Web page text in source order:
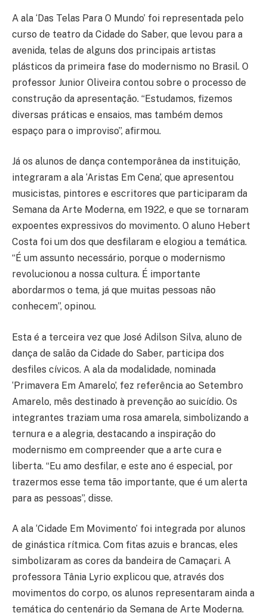
A ala ‘Das Telas Para O Mundo’ foi representada pelo
curso de teatro da Cidade do Saber, que levou para a
avenida, telas de alguns dos principais artistas
plásticos da primeira fase do modernismo no Brasil. O
professor Junior Oliveira contou sobre o processo de
construção da apresentação. “Estudamos, fizemos
diversas práticas e ensaios, mas também demos
espaço para o improviso”, afirmou.
Já os alunos de dança contemporânea da instituição,
integraram a ala ‘Aristas Em Cena’, que apresentou
musicistas, pintores e escritores que participaram da
Semana da Arte Moderna, em 1922, e que se tornaram
expoentes expressivos do movimento. O aluno Hebert
Costa foi um dos que desfilaram e elogiou a temática.
“É um assunto necessário, porque o modernismo
revolucionou a nossa cultura. É importante
abordarmos o tema, já que muitas pessoas não
conhecem”, opinou.
Esta é a terceira vez que José Adilson Silva, aluno de
dança de salão da Cidade do Saber, participa dos
desfiles cívicos. A ala da modalidade, nominada
‘Primavera Em Amarelo’, fez referência ao Setembro
Amarelo, mês destinado à prevenção ao suicídio. Os
integrantes traziam uma rosa amarela, simbolizando a
ternura e a alegria, destacando a inspiração do
modernismo em compreender que a arte cura e
liberta. “Eu amo desfilar, e este ano é especial, por
trazermos esse tema tão importante, que é um alerta
para as pessoas”, disse.
A ala ‘Cidade Em Movimento’ foi integrada por alunos
de ginástica rítmica. Com fitas azuis e brancas, eles
simbolizaram as cores da bandeira de Camaçari. A
professora Tânia Lyrio explicou que, através dos
movimentos do corpo, os alunos representaram ainda a
temática do centenário da Semana de Arte Moderna.